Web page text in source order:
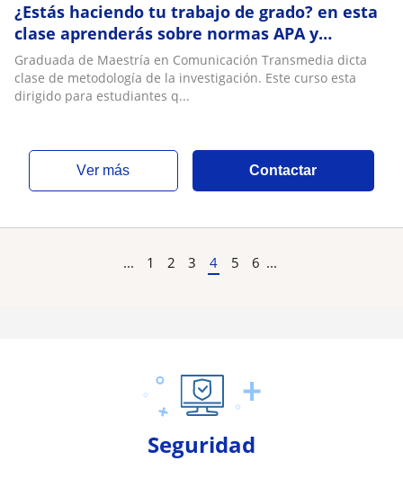
¿Estás haciendo tu trabajo de grado? en esta
clase aprenderás sobre normas APA y
metodología de la investigación
Graduada de Maestría en Comunicación Transmedia dicta
clase de metodología de la investigación. Este curso esta
dirigido para estudiantes q...
ver más Contactar
... 1 2 3 4 5 6 ...
Seguridad